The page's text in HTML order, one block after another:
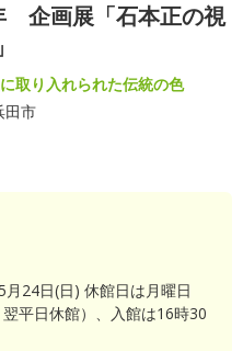
企画展「石本正の視
取り入れられた伝統の色
田市
24日(日) 休館日は月曜日
翌平日休館）、入館は16時30